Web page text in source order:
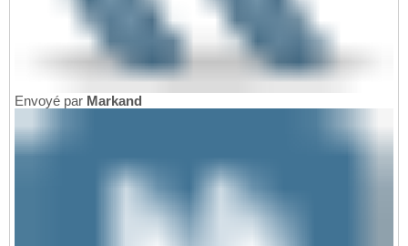
Envoyé par Markand